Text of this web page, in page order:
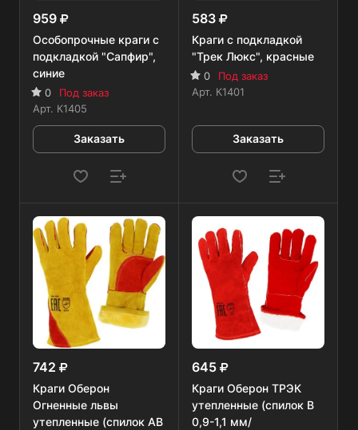
959
Особопрочные краги с
подкладкой "Сапфир",
синие
0
Под заказ
Арт. К1405
Заказать
583
Краги с подкладкой
"Трек Люкс", красные
0
Под заказ
Арт. К1401
Заказать
742
Краги Оберон
Огненные львы
утепленные (спилок AB
645
Краги Оберон ТРЭК
утепленные (спилок B
0,9-1,1 мм/